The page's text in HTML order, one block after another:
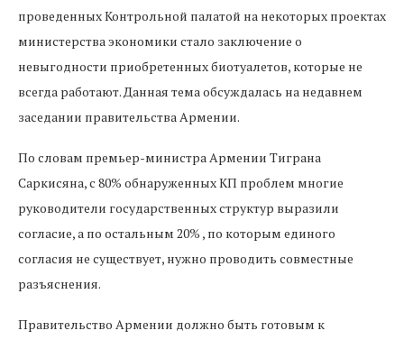
проведенных Контрольной палатой на некоторых проектах
министерства экономики стало заключение о
невыгодности приобретенных биотуалетов, которые не
всегда работают. Данная тема обсуждалась на недавнем
заседании правительства Армении.
По словам премьер-министра Армении Тиграна
Саркисяна, с 80% обнаруженных КП проблем многие
руководители государственных структур выразили
согласие, а по остальным 20% , по которым единого
согласия не существует, нужно проводить совместные
разъяснения.
Правительство Армении должно быть готовым к